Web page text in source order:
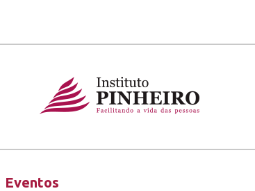
Eventos